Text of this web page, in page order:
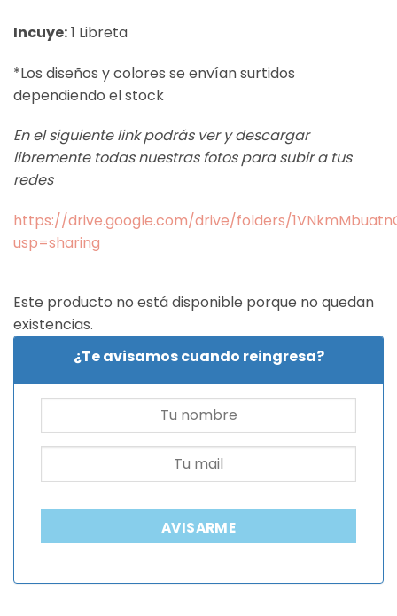
Incuye:1 Libreta
*Los diseños y colores se envían surtidos
dependiendo el stock
En el siguiente link podrás ver y descargar
libremente todas nuestras fotos para subir a tus
redes
https://drive.google.com/drive/folders/
usp=sharing
Este producto no está disponible porque no quedan
existencias.
¿Te avisamos cuando reingresa?
AVISARME